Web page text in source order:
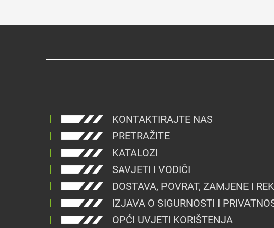
KONTAKTIRAJTE NAS
PRETRAŽITE
KATALOZI
SAVJETI I VODIČI
DOSTAVA, POVRAT, ZAMJENE I
IZJAVA O SIGURNOSTI I
OPĆI UVJETI KORIŠTENJA